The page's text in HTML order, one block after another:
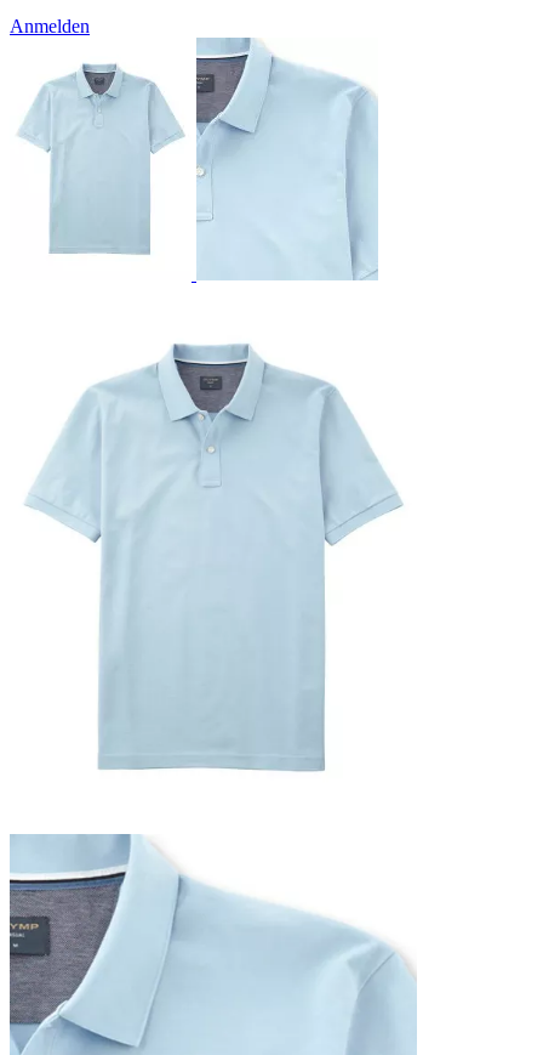
Anmelden